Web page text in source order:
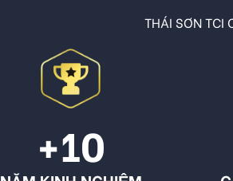
THÁI SƠN
+10